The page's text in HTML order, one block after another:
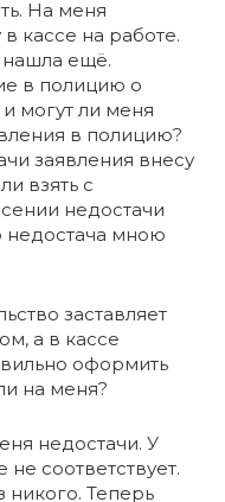
На меня
кассе на работе.
нашла ещё.
в полицию о
могут ли меня
в полицию?
заявления внесу
взять с
недостачи
недостача мною
заставляет
а в кассе
оформить
на меня?
недостачи. У
соответствует.
никого. Теперь